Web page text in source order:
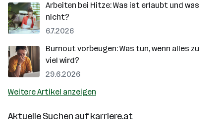
Arbeiten bei Hitze: Was ist erlaubt und was
nicht?
6.7.2026
Burnout vorbeugen: Was tun, wenn alles zu
viel wird?
29.6.2026
Weitere Artikel anzeigen
Aktuelle Suchen aufkarriere.at